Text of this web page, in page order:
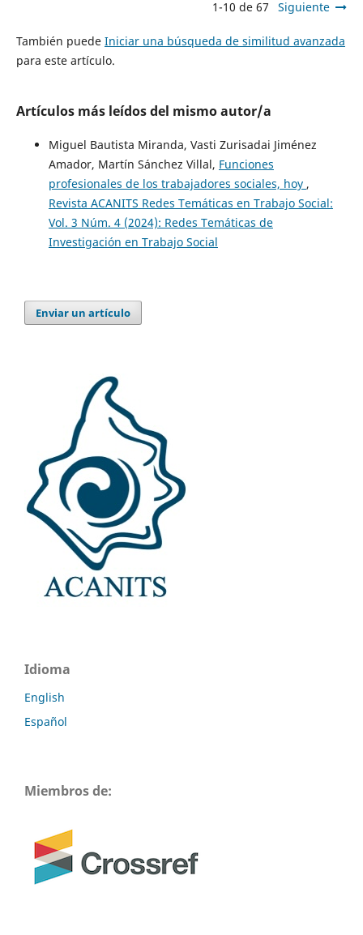
1-10 de 67 Siguiente
También puede Iniciar una búsqueda de similitud avanzada
para este artículo.
Artículos más leídos del mismo autor/a
Miguel Bautista Miranda, Vasti Zurisadai Jiménez
Amador, Martín Sánchez Villal, Funciones
profesionales de los trabajadores sociales, hoy ,
Revista ACANITS Redes Temáticas en Trabajo Social:
Vol. 3 Núm. 4 (2024): Redes Temáticas de
Investigación en Trabajo Social
Enviar un artículo
Idioma
English
Español
Miembros de: